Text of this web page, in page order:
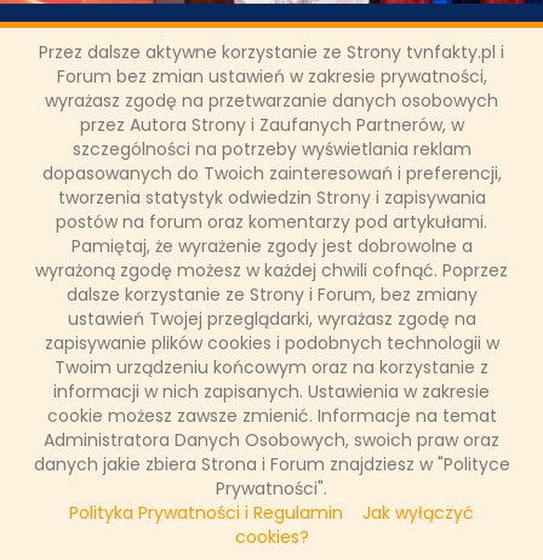
Przez dalsze aktywne korzystanie ze Strony tvnfakty.pl i
Forum bez zmian ustawień w zakresie prywatności,
wyrażasz zgodę na przetwarzanie danych osobowych
przez Autora Strony i Zaufanych Partnerów, w
szczególności na potrzeby wyświetlania reklam
dopasowanych do Twoich zainteresowań i preferencji,
tworzenia statystyk odwiedzin Strony i zapisywania
postów na forum oraz komentarzy pod artykułami.
Pamiętaj, że wyrażenie zgody jest dobrowolne a
wyrażoną zgodę możesz w każdej chwili cofnąć. Poprzez
dalsze korzystanie ze Strony i Forum, bez zmiany
ustawień Twojej przeglądarki, wyrażasz zgodę na
zapisywanie plików cookies i podobnych technologii w
Twoim urządzeniu końcowym oraz na korzystanie z
informacji w nich zapisanych. Ustawienia w zakresie
cookie możesz zawsze zmienić. Informacje na temat
Administratora Danych Osobowych, swoich praw oraz
danych jakie zbiera Strona i Forum znajdziesz w "Polityce
Prywatności".
Polityka Prywatności i Regulamin
Jak wyłączyć
cookies?
Mateusz Gessler z nowym
programem od września
Jesienią na antenie TVN swoją premierę będzie miał autorski
program Mateusza Gesslera "Drzewo Marzeń". Znany
restaurator odwiedzi wybrane szkoły w całej Polsce i pomoże
najmłodszym spełnić marzenia ich bliskich. Uczestnicy
programu będą mieli za zadanie wymyślić takie życzenia,
które uszczęśliwią kogoś innego. Format ten zdobył
popularność w Holandii.
Łukasz Ropczyński
8 czerwca 2017, 10:12
(0 komentarzy)
CZYTAJ WIĘCEJ